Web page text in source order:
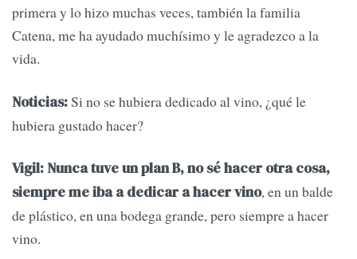
primera y lo hizo muchas veces, también la familia
Catena, me ha ayudado muchísimo y le agradezco a la
vida.
Noticias:Si no se hubiera dedicado al vino, ¿qué le
hubiera gustado hacer?
Vigil: Nunca tuve un plan B, no sé hacer otra cosa,
siempre me iba a dedicar a hacer vino, en un balde
de plástico, en una bodega grande, pero siempre a hacer
vino.